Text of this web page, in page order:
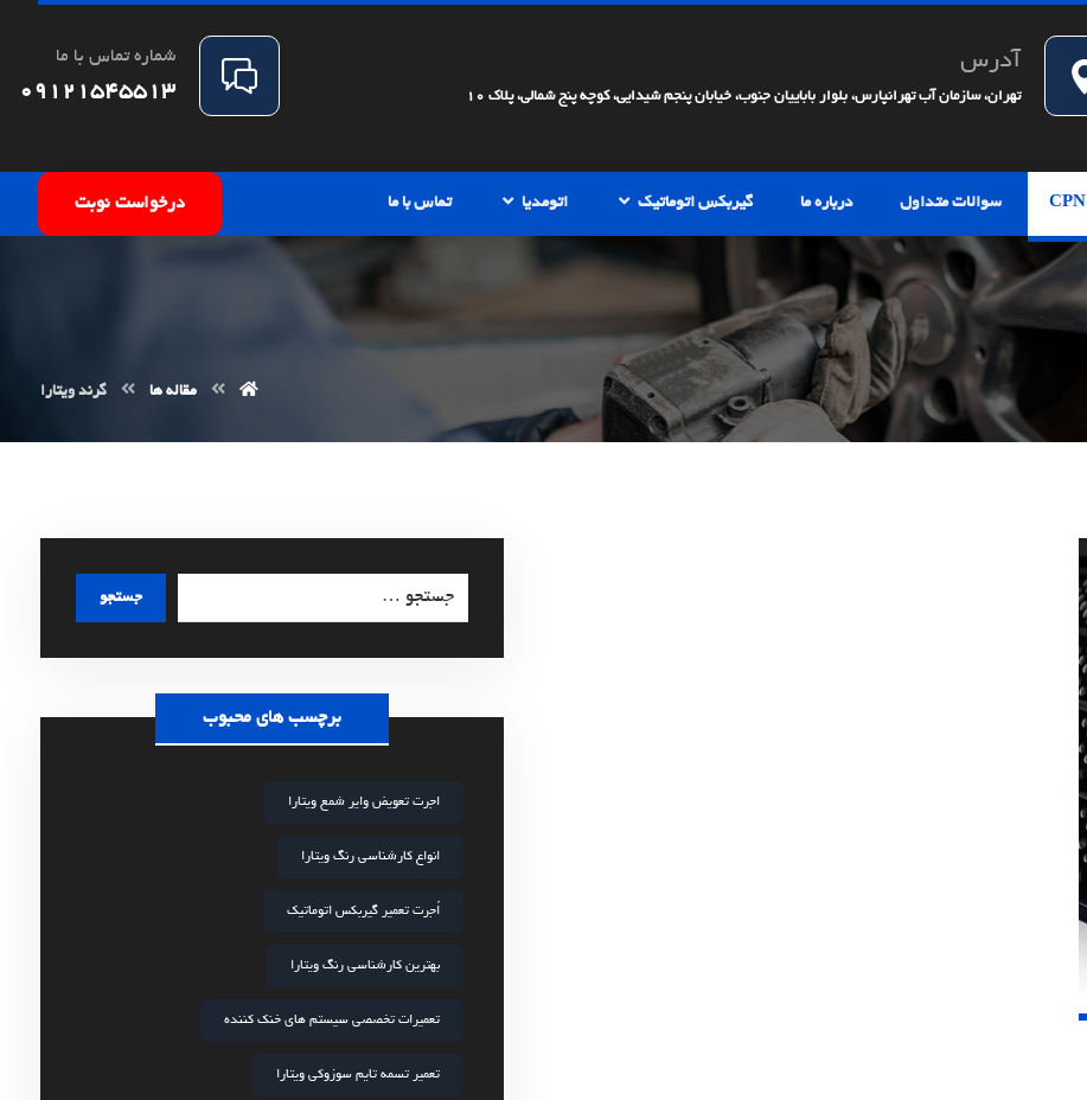
آدرس
تهران، سازمان آب تهرانپارس، بلوار باباییان جنوب، خیابان پنجم شیدایی، کوچه پنج شمالی، پلاک 10
شماره تماس با ما
09121545513
سوالات متداول درباره ما گیربکس اتوماتیک اتومدیا تماس با ما درخواست نوبت
مقاله ها گرند ویتارا
جستجو
برچسب های محبوب
اجرت تعویض وایر شمع ویتارا
انواع کارشناسی رنگ ویتارا
اُجرت تعمیر گیربکس اتوماتیک
بهترین کارشناسی رنگ ویتارا
تعمیرات تخصصی سیستم های خنک کننده
تعمیر تسمه تایم سوزوکی ویتارا